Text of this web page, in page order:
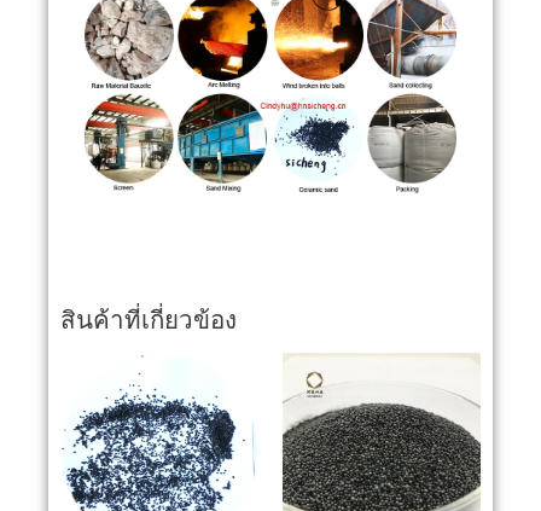
สินค้าที่เกี่ยวข้อง